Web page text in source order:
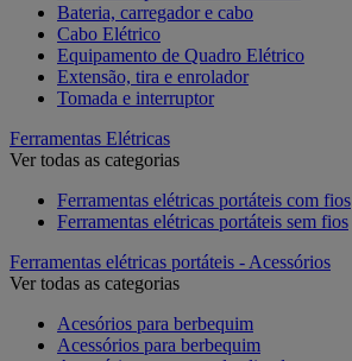
Bateria, carregador e cabo
Cabo Elétrico
Equipamento de Quadro Elétrico
Extensão, tira e enrolador
Tomada e interruptor
Ferramentas Elétricas
Ver todas as categorias
Ferramentas elétricas portáteis com fios
Ferramentas elétricas portáteis sem fios
Ferramentas elétricas portáteis - Acessórios
Ver todas as categorias
Acesórios para berbequim
Acessórios para berbequim